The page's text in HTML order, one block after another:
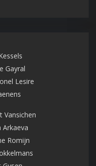
Gayral
Lesire
Vansichen
Arkaeva
Romijn